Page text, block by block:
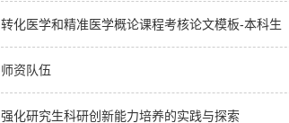
转化医学和精准医学概论课程考核论文模板-本科生
师资队伍
强化研究生科研创新能力培养的实践与探索